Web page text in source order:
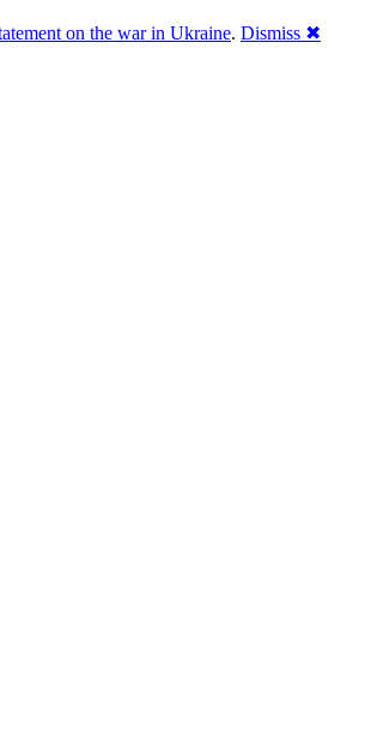
on the war in Ukraine. Dismiss ✖